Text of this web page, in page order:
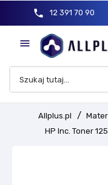
phone 12 391 70 90

Allplus.pl
HP Inc. Toner